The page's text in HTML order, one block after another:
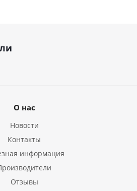
О нас
Новости
Контакты
информация
Отзывы